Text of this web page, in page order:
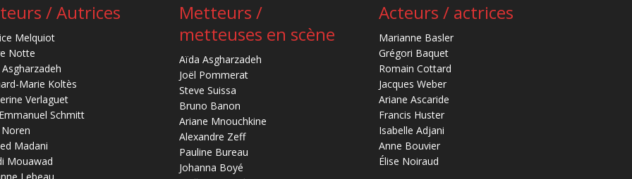
/ Autrices
Melquiot
Notte
Marie Koltès
Verlaguet
Schmitt
Madani
Mouawad
Metteurs /
metteuses en scène
Aïda Asgharzadeh
Joël Pommerat
Steve Suissa
Bruno Banon
Ariane Mnouchkine
Alexandre Zeff
Pauline Bureau
Johanna Boyé
Acteurs / actrices
Marianne Basler
Grégori Baquet
Romain Cottard
Jacques Weber
Ariane Ascaride
Francis Huster
Isabelle Adjani
Anne Bouvier
Élise Noiraud